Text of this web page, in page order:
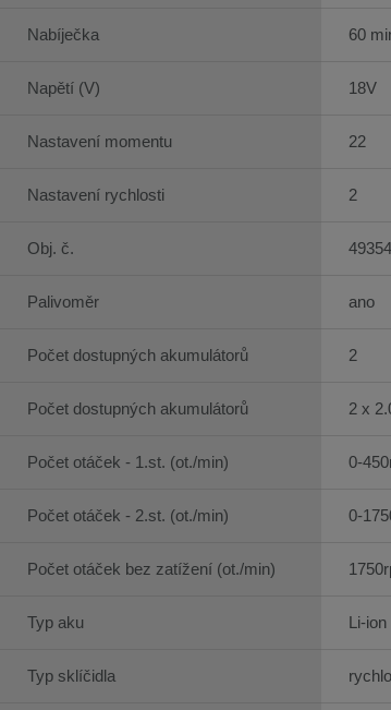
Nabíječka
Napětí (V)
Nastavení momentu
Nastavení rychlosti
Obj. č.
Palivoměr
Počet dostupných akumulátorů
Počet dostupných akumulátorů
Počet otáček - 1.st. (ot./min)
Počet otáček - 2.st. (ot./min)
Počet otáček bez zatížení (ot./min)
Typ aku
Typ sklíčidla
60
18V
22
2
ano
2
2 x
0-
0-
Li-ion